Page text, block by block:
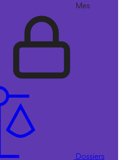
Mes
Dossiers